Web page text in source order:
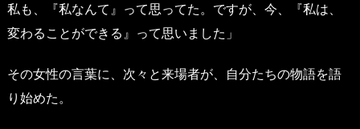
私も、『私なんて』って思ってた。ですが、今、『私は、
変わることができる』って思いました」
その女性の言葉に、次々と来場者が、自分たちの物語を語
り始めた。